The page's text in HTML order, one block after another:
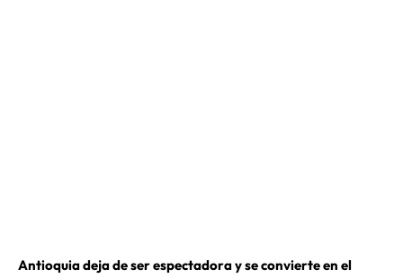
Antioquia deja de ser espectadora y se convierte en el